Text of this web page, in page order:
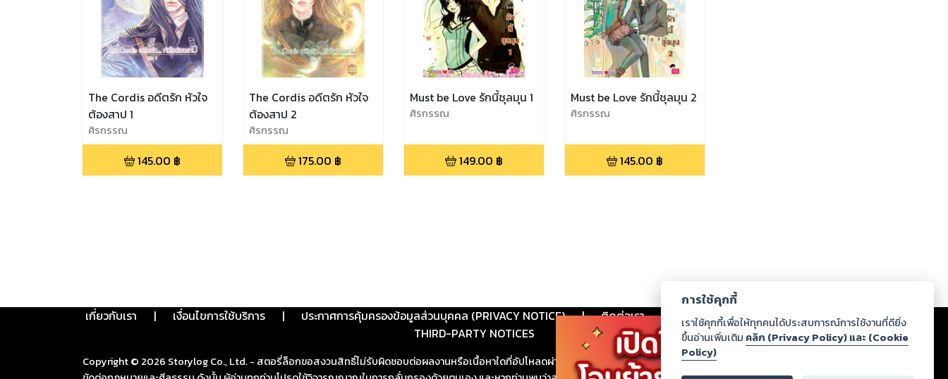
The Cordis อดีตรัก หัวใจ
ต้องสาป 1
ศิรกรรณ
145.00 ฿
The Cordis อดีตรัก หัวใจ
ต้องสาป 2
ศิรกรรณ
175.00 ฿
Must be Love รักนี้ชุลมุน 1
ศิรกรรณ
149.00 ฿
Must be Love รักนี้ชุลมุน 2
ศิรกรรณ
145.00 ฿
เกี่ยวกับเรา | เงื่อนไขการใช้บริการ | ประกาศการคุ้มครองข้อมูลส่วนบุคคล (PRIVACY NOTICE) | ติดต่อเรา ร่วมงานกับเรา ดาวน์โหลด
THIRD-PARTY NOTICES
Copyright © 2026 Storylog Co., Ltd. - สตอรี่ล็อกขอสงวนสิทธิ์ไม่รับผิดชอบต่อผลงานหรือเนื้อหาใดที่อัปโหลดผ่านเว็บไซต์และปรากฏว่าละเมิดสิทธิในทรัพย์สินทางปัญญาของบุคคลอื่นหรือ
การใช้คุกกี้
เราใช้คุกกี้เพื่อให้ทุกคนได้ประสบการณ์การใช้งานที่ดียิ่ง
ขึ้นอ่านเพิ่มเติม คลิก (Privacy Policy) และ (Cookie
Policy)